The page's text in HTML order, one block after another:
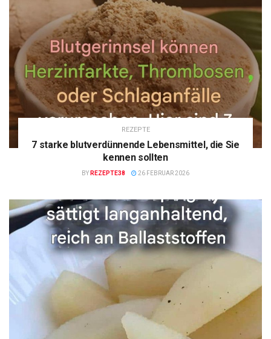
REZEPTE
7 starke blutverdünnende Lebensmittel, die Sie
kennen sollten
BY REZEPTE38 26 FEBRUAR 2026